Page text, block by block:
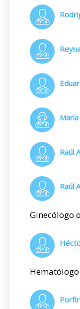
Raúl
Raúl
Ginecólogo
Hematólogo